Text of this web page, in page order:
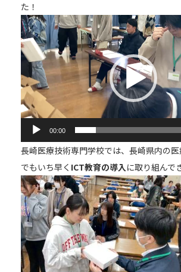
た！
動
画
プ
レ
ー
ヤ
00:00
長崎医療技術専門学校では、長崎県内の
でもいち早く ICT教育の導入 に取り組んで
【お電話でお問合わせ】
☎ 095-827-
受付時間：午前9時〜午後
受付フォーム